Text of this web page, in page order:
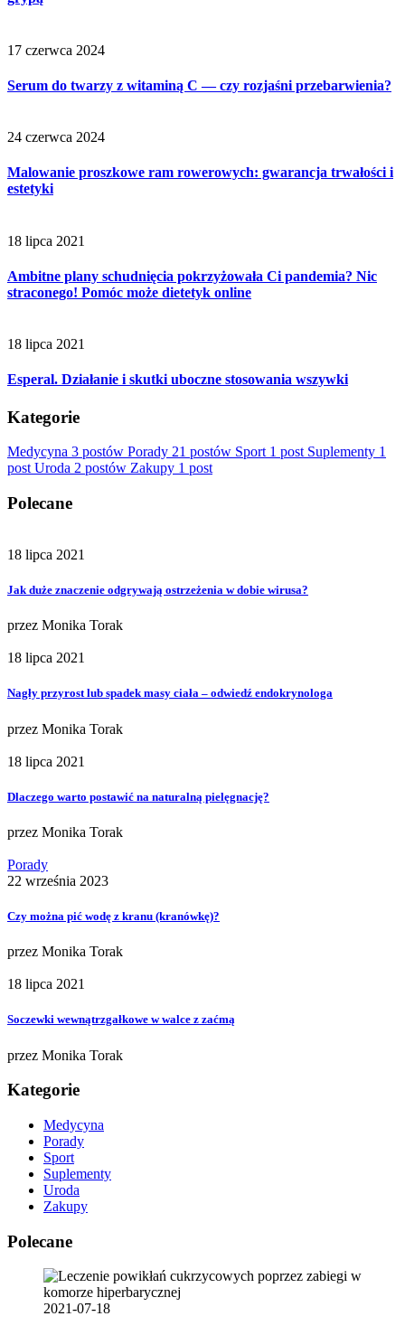
17 czerwca 2024
Serum do twarzy z witaminą C — czy rozjaśni przebarwienia?
24 czerwca 2024
Malowanie proszkowe ram rowerowych: gwarancja trwałości i
estetyki
18 lipca 2021
Ambitne plany schudnięcia pokrzyżowała Ci pandemia? Nic
straconego! Pomóc może dietetyk online
18 lipca 2021
Esperal. Działanie i skutki uboczne stosowania wszywki
Kategorie
Medycyna 3 postów Porady 21 postów Sport 1 post Suplementy 1
postUroda 2 postów Zakupy 1 post
Polecane
18 lipca 2021
Jak duże znaczenie odgrywają ostrzeżenia w dobie wirusa?
przez Monika Torak
18 lipca 2021
Nagły przyrost lub spadek masy ciała – odwiedź endokrynologa
przez Monika Torak
18 lipca 2021
Dlaczego warto postawić na naturalną pielęgnację?
przez Monika Torak
Porady
22 września 2023
Czy można pić wodę z kranu (kranówkę)?
przez Monika Torak
18 lipca 2021
Soczewki wewnątrzgałkowe w walce z zaćmą
przez Monika Torak
Kategorie
Medycyna
Porady
Sport
Suplementy
Uroda
Zakupy
Polecane
2021-07-18